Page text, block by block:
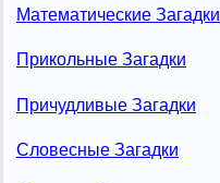
Математические Загадки
Прикольные Загадки
Причудливые Загадки
Словесные Загадки